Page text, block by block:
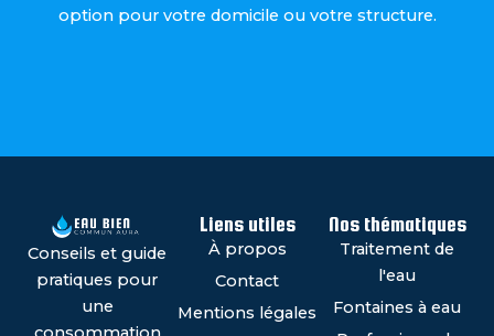
option pour votre domicile ou votre structure.
Conseils et guide
pratiques pour
une
Liens utiles
À propos
Contact
Mentions légales
Nos thématiques
Traitement de
l'eau
Fontaines à eau